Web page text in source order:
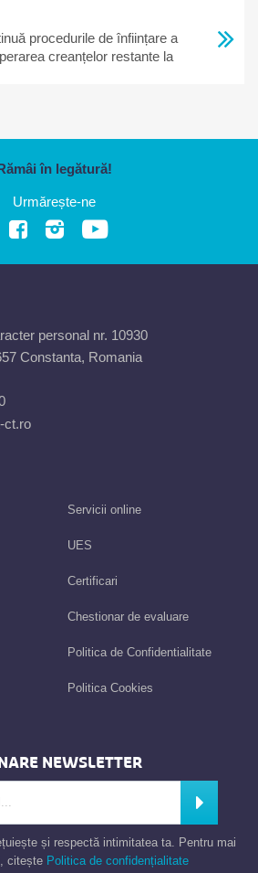
procedurile de înființare a
creanțelor restante la
în legătură!
Urmărește-ne
personal nr. 10930
Constanta, Romania
ct.ro
Servicii online
UES
Certificari
Chestionar de evaluare
Politica de Confidentialitate
Politica Cookies
NEWSLETTER
și respectă intimitatea ta. Pentru mai
citește Politica de confidențialitate